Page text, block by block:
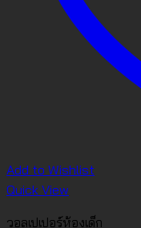
Add to Wishlist
Quick View
วอลเปเปอร์ห้องเด็ก